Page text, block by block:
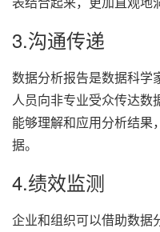
3.沟通传递
数据分析报告是数据科学
人员向非专业受众传达数
能够理解和应用分析结果
据。
4.绩效监测
企业和组织可以借助数据